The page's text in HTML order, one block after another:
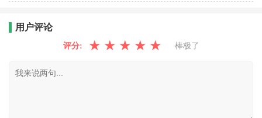
用户评论
评分: ★ ★ ★ ★ ★ 棒极了